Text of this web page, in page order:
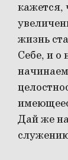
кажется,
жизнь
Себе, и о
Дай же